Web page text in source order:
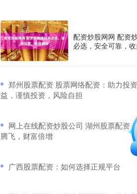
配资炒股网网 配资
必选，安全可靠，
郑州股票配资 股票网络配资：助力投
益，谨慎投资，风险自担
网上在线配资炒股公司 湖州股票配资
腾飞，财富倍增
​广西股票配资：如何选择正规平台